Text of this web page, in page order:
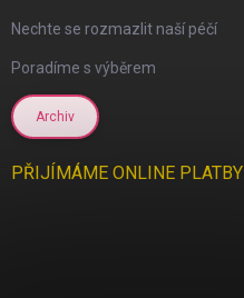
Nechte se rozmazlit naší péčí
Poradíme s výběrem
Archiv
PŘIJÍMÁME ONLINE PLATBY